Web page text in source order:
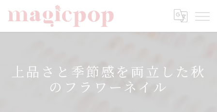
上品さと季節感を両立した秋
のフラワーネイル